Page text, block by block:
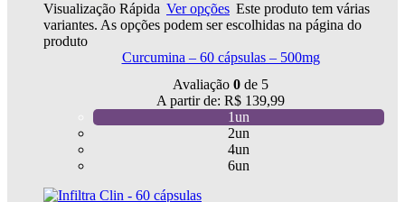
Visualização Rápida Ver opções Este produto tem várias
variantes. As opções podem ser escolhidas na página do
produto
Curcumina – 60 cápsulas – 500mg
Avaliação 0 de 5
A partir de: R$ 139,99
1un
2un
4un
6un